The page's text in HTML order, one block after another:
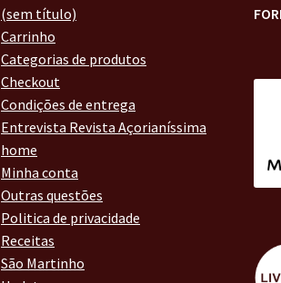
(sem título)
Carrinho
Categorias de produtos
Checkout
Condições de entrega
Entrevista Revista Açorianíssima
home
Minha conta
Outras questões
Politica de privacidade
Receitas
São Martinho